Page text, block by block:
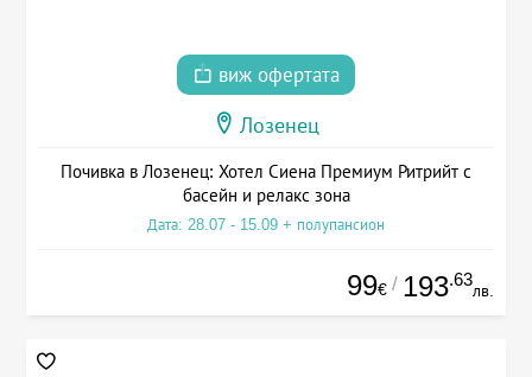
виж офертата
Лозенец
Почивка в Лозенец: Хотел Сиена Премиум Ритрийт с
басейн и релакс зона
Дата: 28.07 - 15.09 + полупансион
99€ / 193.63
лв.